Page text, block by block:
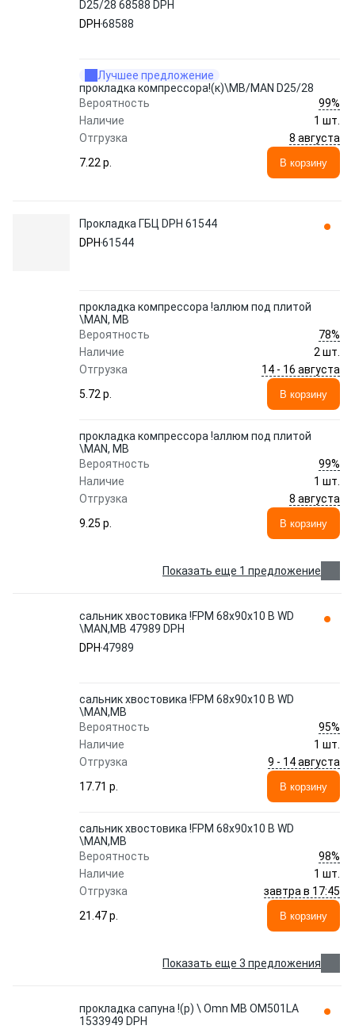
D25/28 68588 DPH
DPH 68588
Лучшее предложение
прокладка компрессора!(к)\MB/MAN D25/28
Вероятность
99%
Наличие
1 шт.
Отгрузка
8 августа
7.22 p.
В корзину
Прокладка ГБЦ DPH 61544
DPH 61544
прокладка компрессора !аллюм под плитой
\MAN, MB
Вероятность
78%
Наличие
2 шт.
Отгрузка
14 - 16 августа
5.72 p.
В корзину
прокладка компрессора !аллюм под плитой
\MAN, MB
Вероятность
99%
Наличие
1 шт.
Отгрузка
8 августа
9.25 p.
В корзину
Показать еще 1 предложение
сальник хвостовика !FPM 68x90x10 B WD
\MAN,MB 47989 DPH
DPH 47989
сальник хвостовика !FPM 68x90x10 B WD
\MAN,MB
Вероятность
95%
Наличие
1 шт.
Отгрузка
9 - 14 августа
17.71 p.
В корзину
сальник хвостовика !FPM 68x90x10 B WD
\MAN,MB
Вероятность
98%
Наличие
1 шт.
Отгрузка
завтра в 17:45
21.47 p.
В корзину
Показать еще 3 предложения
прокладка сапуна !(р) \ Omn MB OM501LA
1533949 DPH